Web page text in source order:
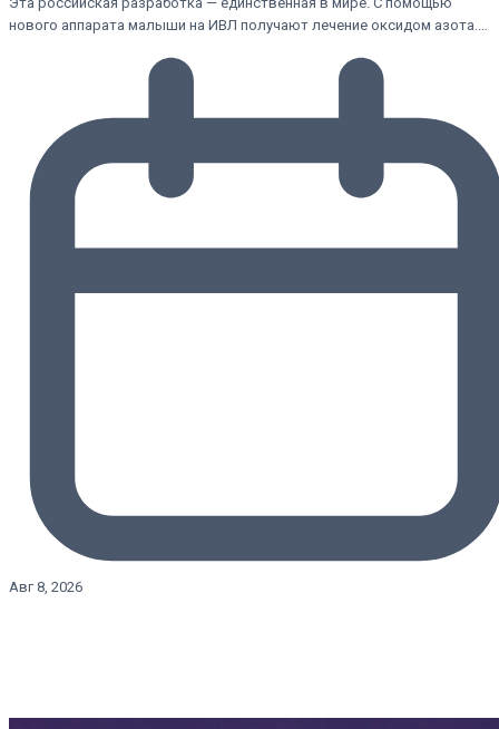
нового аппарата малыши на ИВЛ получают лечение оксидом азота.…
Авг 8, 2026